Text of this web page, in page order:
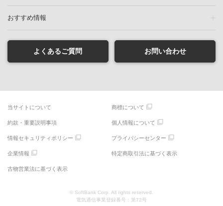
おすすめ情報
よくあるご質問 お問い合わせ
当サイトについて 商標について
約款・重要説明事項 個人情報について
情報セキュリティポリシー プライバシーセンター
企業情報 特定商取引法に基づく表示
古物営業法に基づく表示
© SoftBank Corp. All rights reserved.
電気通信事業登録番号：第72号